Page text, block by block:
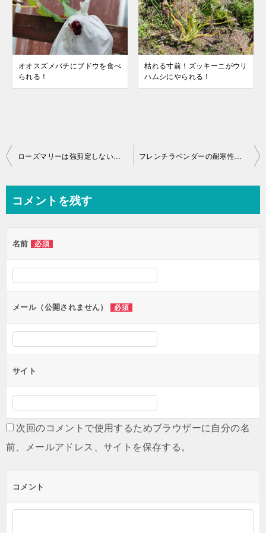
オオスズメバチにブドウを食べ
られる！
枯れる寸前！ズッキーニがウリ
ハムシにやられる！
ローズマリーは強剪定しないほうがいいです。下手すると枯れます。 フレンチラベンダーの耐寒性。耐寒温度は？新潟で冬越し出来る？
コメントを残す
名前 必須
メール（公開されません） 必須
サイト
次回のコメントで使用するためブラウザーに自分の名
前、メールアドレス、サイトを保存する。
コメント